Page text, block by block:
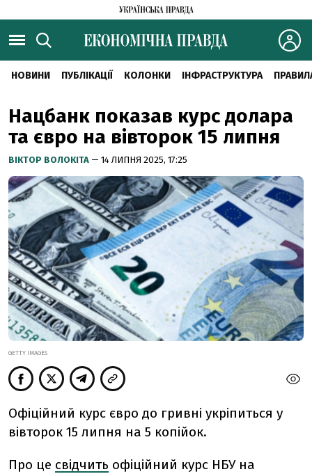
НОВИНИ ПУБЛІКАЦІЇ КОЛОНКИ ІНФРАСТРУКТУРА
Нацбанк показав курс долара
та євро на вівторок 15 липня
ВІКТОР ВОЛОКІТА — 14 ЛИПНЯ 2025, 17:25
GETTY IMAGES
Офіційний курс євро до гривні укріпиться у
вівторок 15 липня на 5 копійок.
Про це свідчить офіційний курс НБУ на